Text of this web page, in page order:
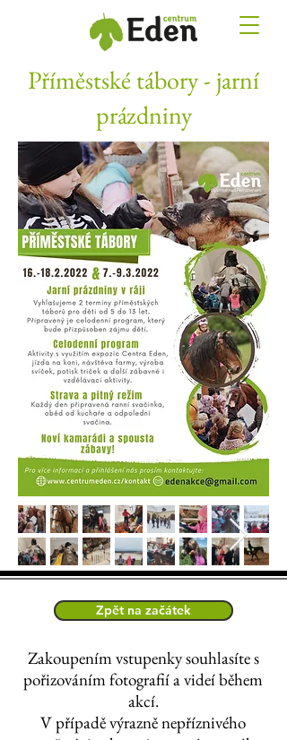
Příměstské tábory - jarní
prázdniny
Zpět na začátek
Zakoupením vstupenky souhlasíte s
pořizováním fotografií a videí během
akcí.
V případě výrazně nepříznivého